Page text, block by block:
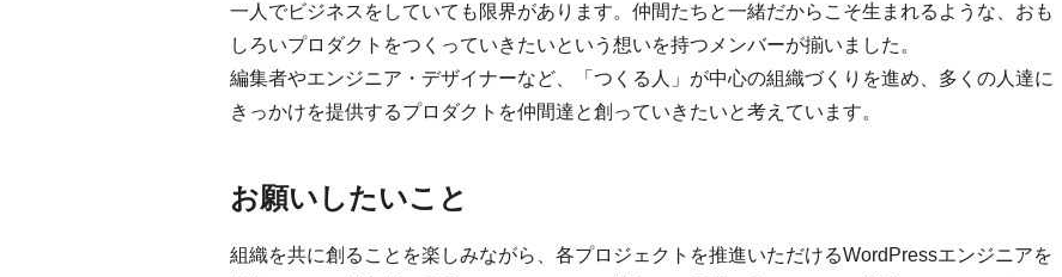
一人でビジネスをしていても限界があります。仲間たちと一緒だからこそ生まれるような、おも
しろいプロダクトをつくっていきたいという想いを持つメンバーが揃いました。
編集者やエンジニア・デザイナーなど、「つくる人」が中心の組織づくりを進め、多くの人達に
きっかけを提供するプロダクトを仲間達と創っていきたいと考えています。
お願いしたいこと
組織を共に創ることを楽しみながら、各プロジェクトを推進いただけるWordPressエンジニアを